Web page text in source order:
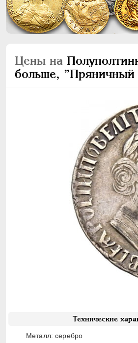
Цены на
больше, ”Пряничный
Технические
Металл: серебро